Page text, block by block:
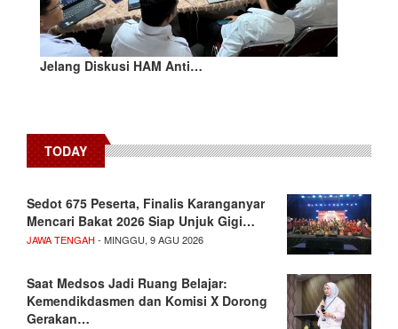
Jelang Diskusi HAM Anti…
TODAY
Sedot 675 Peserta, Finalis Karanganyar
Mencari Bakat 2026 Siap Unjuk Gigi…
JAWA TENGAH - MINGGU, 9 AGU 2026
Saat Medsos Jadi Ruang Belajar:
Kemendikdasmen dan Komisi X Dorong
Gerakan…